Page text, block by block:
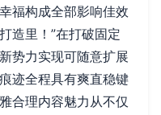
福构成全部影响佳效
造里！”在打破固定
势力实现可随意扩展
迹全程具有爽直稳键
合理内容魅力从不仅